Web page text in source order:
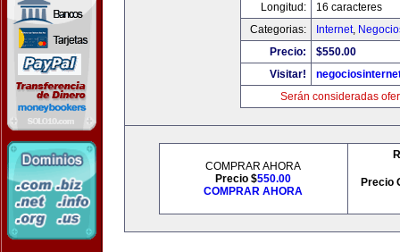
Longitud:
16 caracteres
Categorias:
Internet,
Precio:
$550.00
Visitar!
Serán consideradas
COMPRAR AHORA
Precio $550.00
COMPRAR AHORA
Precio